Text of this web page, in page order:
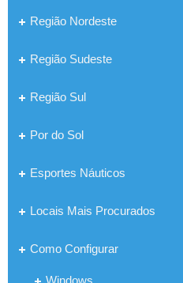
Região Nordeste
Região Sudeste
Região Sul
Por do Sol
Esportes Náuticos
Locais Mais Procurados
Como Configurar